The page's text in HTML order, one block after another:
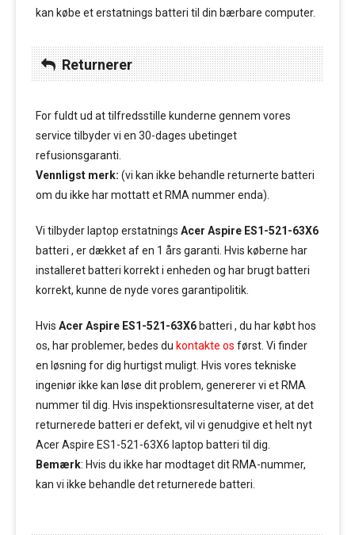
kan købe et erstatnings batteri til din bærbare computer.
Returnerer
For fuldt ud at tilfredsstille kunderne gennem vores
service tilbyder vi en 30-dages ubetinget
refusionsgaranti.
Vennligst merk: (vi kan ikke behandle returnerte batteri
om du ikke har mottatt et RMA nummer enda).
Vi tilbyder laptop erstatnings Acer Aspire ES1-521-63X6
batteri , er dækket af en 1 års garanti. Hvis køberne har
installeret batteri korrekt i enheden og har brugt batteri
korrekt, kunne de nyde vores garantipolitik.
Hvis Acer Aspire ES1-521-63X6 batteri , du har købt hos
os, har problemer, bedes du kontakte os først. Vi finder
en løsning for dig hurtigst muligt. Hvis vores tekniske
ingeniør ikke kan løse dit problem, genererer vi et RMA
nummer til dig. Hvis inspektionsresultaterne viser, at det
returnerede batteri er defekt, vil vi genudgive et helt nyt
Acer Aspire ES1-521-63X6 laptop batteri til dig.
Bemærk: Hvis du ikke har modtaget dit RMA-nummer,
kan vi ikke behandle det returnerede batteri.